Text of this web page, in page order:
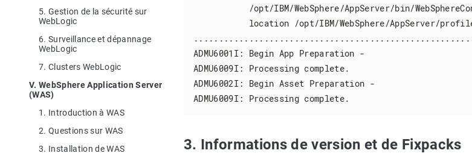
5. Gestion de la sécurité sur
WebLogic
6. Surveillance et dépannage
WebLogic
7. Clusters WebLogic
V. WebSphere Application Server
(WAS)
1. Introduction à WAS
2. Questions sur WAS
3. Installation de WAS
/opt/IBM/WebSphere/AppServer/bin/
location /opt/IBM/WebSphere/AppServer/
ADMU6001I: Begin App Preparation -
ADMU6009I: Processing complete.
ADMU6002I: Begin Asset Preparation -
ADMU6009I: Processing complete.
3. Informations de version et de Fixpacks